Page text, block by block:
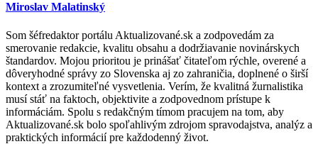
Miroslav Malatinský
Som šéfredaktor portálu Aktualizované.sk a zodpovedám za
smerovanie redakcie, kvalitu obsahu a dodržiavanie novinárskych
štandardov. Mojou prioritou je prinášať čitateľom rýchle, overené a
dôveryhodné správy zo Slovenska aj zo zahraničia, doplnené o širší
kontext a zrozumiteľné vysvetlenia. Verím, že kvalitná žurnalistika
musí stáť na faktoch, objektivite a zodpovednom prístupe k
informáciám. Spolu s redakčným tímom pracujem na tom, aby
Aktualizované.sk bolo spoľahlivým zdrojom spravodajstva, analýz a
praktických informácií pre každodenný život.